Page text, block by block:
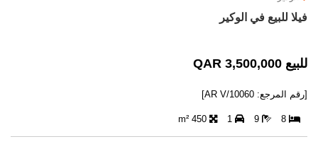
فيلا للبيع في الوكير
للبيع 3,500,000 QAR
[رقم المرجع: AR V/10060]
8
9
1
450 m²